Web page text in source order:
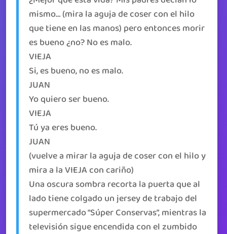
mismo… (mira la aguja de coser con el hilo
que tiene en las manos) pero entonces morir
es bueno ¿no? No es malo.
VIEJA
Si, es bueno, no es malo.
JUAN
Yo quiero ser bueno.
VIEJA
Tú ya eres bueno.
JUAN
(vuelve a mirar la aguja de coser con el hilo y
mira a la VIEJA con cariño)
Una oscura sombra recorta la puerta que al
lado tiene colgado un jersey de trabajo del
supermercado “Súper Conservas”, mientras la
televisión sigue encendida con el zumbido